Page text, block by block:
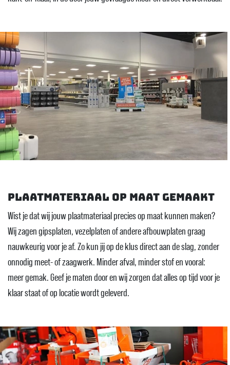
Plaatmateriaal op maat gemaakt
Wist je dat wij jouw plaatmateriaal precies op maat kunnen maken?
Wij zagen gipsplaten, vezelplaten of andere afbouwplaten graag
nauwkeurig voor je af. Zo kun jij op de klus direct aan de slag, zonder
onnodig meet- of zaagwerk. Minder afval, minder stof en vooral:
meer gemak. Geef je maten door en wij zorgen dat alles op tijd voor je
klaar staat of op locatie wordt geleverd.